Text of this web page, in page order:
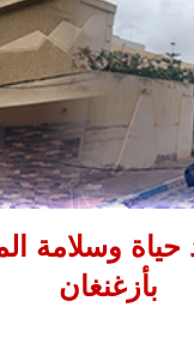
وسلامة
بأزغنغان